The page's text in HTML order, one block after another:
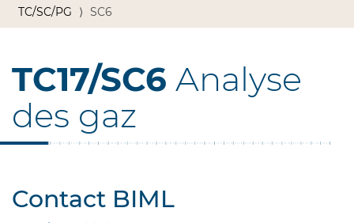
TC/SC/PG SC6
TC17/SC6 Analyse
des gaz
Contact BIML